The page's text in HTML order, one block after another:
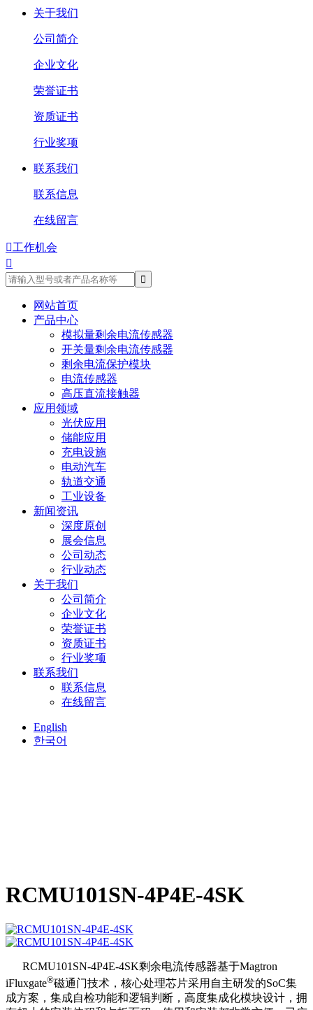
关于我们
公司简介
企业文化
荣誉证书
资质证书
行业奖项
联系我们
联系信息
在线留言
工作机会

网站首页
产品中心
模拟量剩余电流传感器
开关量剩余电流传感器
剩余电流保护模块
电流传感器
高压直流接触器
应用领域
光伏应用
储能应用
充电设施
电动汽车
轨道交通
工业设备
新闻资讯
深度原创
展会信息
公司动态
行业动态
关于我们
公司简介
企业文化
荣誉证书
资质证书
行业奖项
联系我们
联系信息
在线留言
English
한국어
RCMU101SN-4P4E-4SK
RCMU101SN-4P4E-4SK剩余电流传感器基于Magtron
iFluxgate®磁通门技术，核心处理芯片采用自主研发的SoC集
成方案，集成自检功能和逻辑判断，高度集成化模块设计，拥